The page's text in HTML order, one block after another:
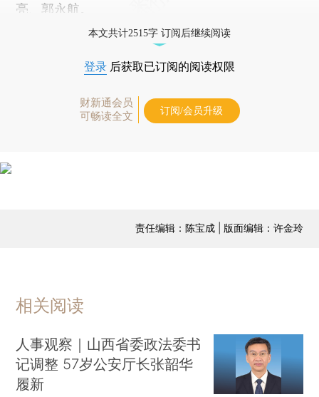
亮 、郭永航
本文共计2515字 订阅后继续阅读
登录 后获取已订阅的阅读权限
财新通会员
可畅读全文
订阅/会员升级
责任编辑：陈宝成 | 版面编辑：许金玲
相关阅读
人事观察｜山西省委政法委书
记调整 57岁公安厅长张韶华
履新